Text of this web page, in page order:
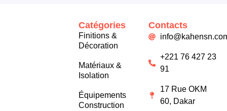
Catégories
Finitions &
Décoration
Matériaux &
Isolation
Équipements
Construction
Contacts
+221 76 427 23
91
17 Rue OKM
60, Dakar